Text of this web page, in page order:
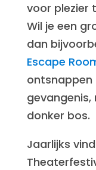
voor plezier
Wil je een
dan
Escape
ontsnappen
donker bos.
Jaarlijks